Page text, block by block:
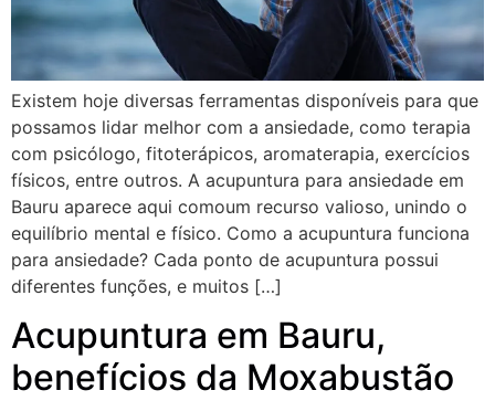
Existem hoje diversas ferramentas disponíveis para que
possamos lidar melhor com a ansiedade, como terapia
com psicólogo, fitoterápicos, aromaterapia, exercícios
físicos, entre outros. A acupuntura para ansiedade em
Bauru aparece aqui comoum recurso valioso, unindo o
equilíbrio mental e físico. Como a acupuntura funciona
para ansiedade? Cada ponto de acupuntura possui
diferentes funções, e muitos […]
Acupuntura em Bauru,
benefícios da Moxabustão